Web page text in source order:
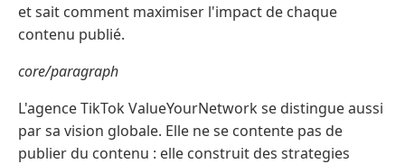
et sait comment maximiser l'impact de chaque
contenu publié.
core/paragraph
L'agence TikTok ValueYourNetwork se distingue aussi
par sa vision globale. Elle ne se contente pas de
publier du contenu : elle construit des strategies